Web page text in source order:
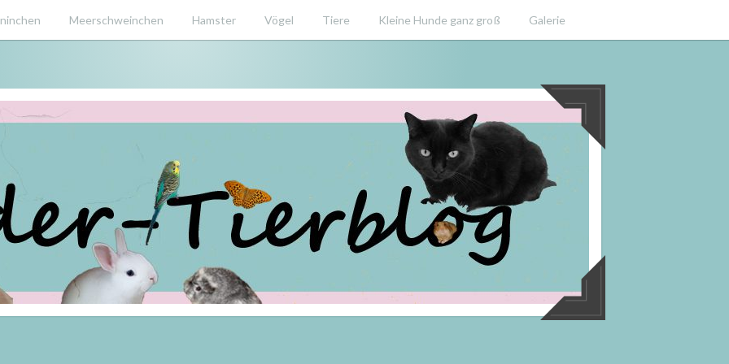
Meerschweinchen Hamster Vögel Tiere Kleine Hunde ganz groß Galerie